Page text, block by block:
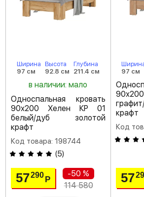
Ширина
97 см
Высота
92.8 см
Глубина
211.4 см
в наличии: мало
Односпальная кровать
90х200 Хелен КР 01
белый/дуб золотой
крафт
Код товара: 198744
(5)
57290Р
-50 %
114 580
97 см
крафт
Код
57